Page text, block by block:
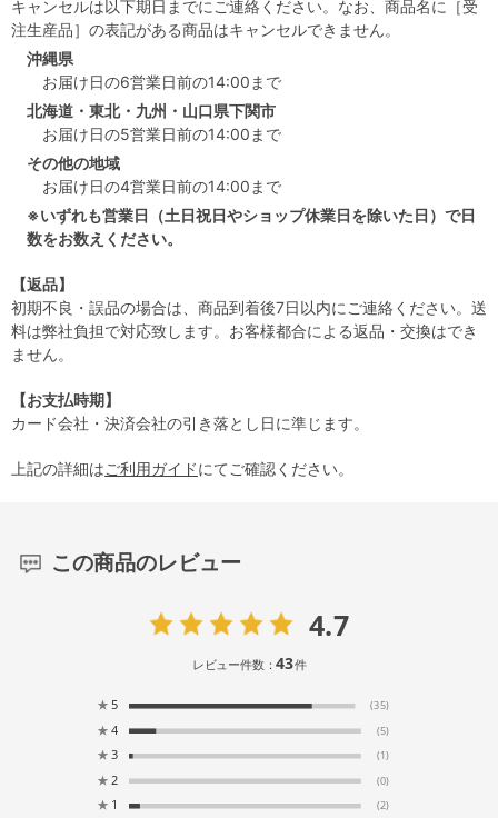
キャンセルは以下期日までにご連絡ください。なお、商品名に［受
注生産品］の表記がある商品はキャンセルできません。
沖縄県
お届け日の6営業日前の14:00まで
北海道・東北・九州・山口県下関市
お届け日の5営業日前の14:00まで
その他の地域
お届け日の4営業日前の14:00まで
※いずれも営業日（土日祝日やショップ休業日を除いた日）で日
数をお数えください。
【返品】
初期不良・誤品の場合は、商品到着後7日以内にご連絡ください。送
料は弊社負担で対応致します。お客様都合による返品・交換はでき
ません。
【お支払時期】
カード会社・決済会社の引き落とし日に準じます。
上記の詳細はご利用ガイドにてご確認ください。
この商品のレビュー
4.7
レビュー件数：43件
★ 5 (35)
★ 4 (5)
★ 3 (1)
★ 2 (0)
★ 1 (2)